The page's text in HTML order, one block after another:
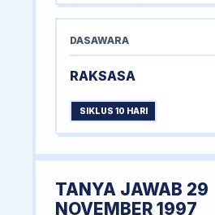
DASAWARA
RAKSASA
SIKLUS 10 HARI
TANYA JAWAB 29
NOVEMBER 1997